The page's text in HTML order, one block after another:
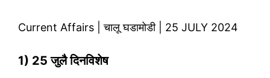
Current Affairs | चालू घडामोडी | 25 JULY 2024
1) 25 जुलै दिनविशेष